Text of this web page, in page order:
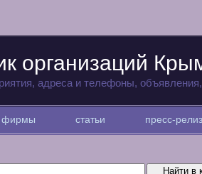
организаций
адреса и телефоны,
фирмы статьи пресс-